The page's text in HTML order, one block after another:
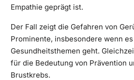
Empathie geprägt ist.
Der Fall zeigt die Gefahren von
Prominente, insbesondere wenn es
Gesundheitsthemen geht.
für die Bedeutung von Prävention
Brustkrebs.